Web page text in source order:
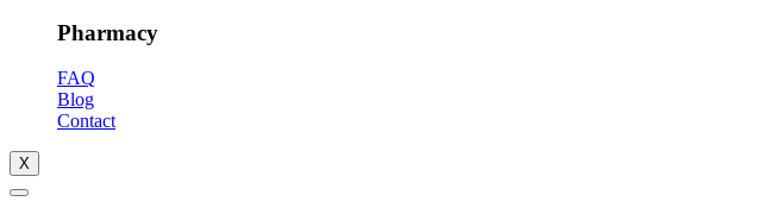
Pharmacy
FAQ
Blog
Contact
X